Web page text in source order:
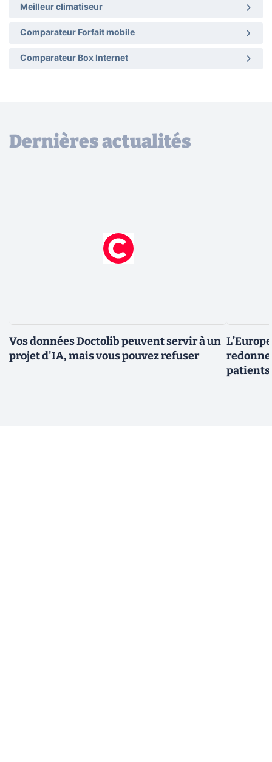
Meilleur climatiseur
Comparateur Forfait mobile
Comparateur Box Internet
Dernières actualités
Vos données Doctolib peuvent servir à un
projet d'IA, mais vous pouvez refuser
patients